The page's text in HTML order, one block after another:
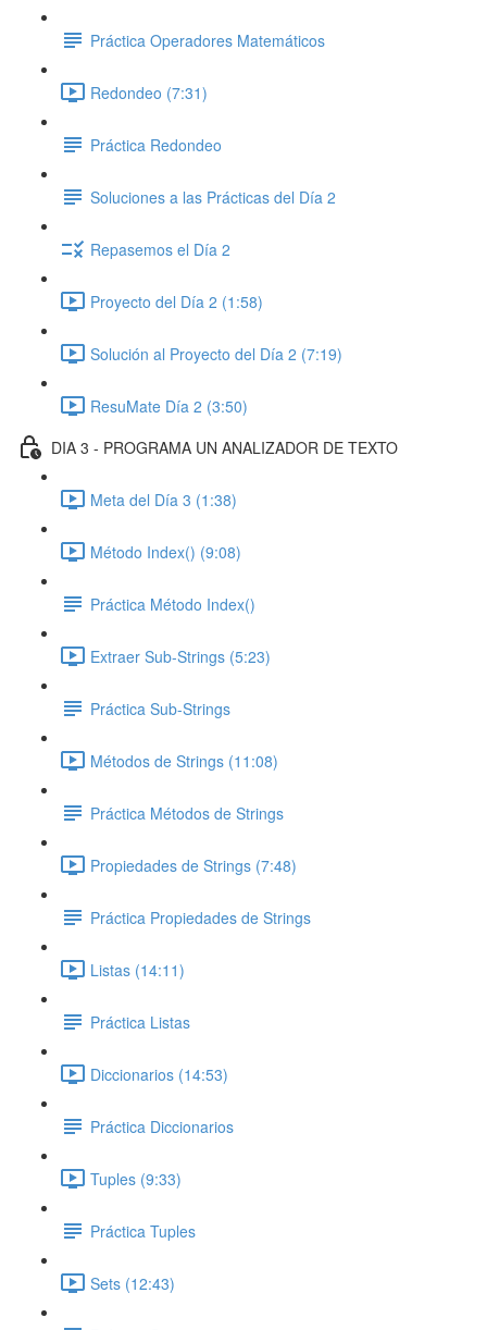
Práctica Operadores Matemáticos
Redondeo (7:31)
Práctica Redondeo
Soluciones a las Prácticas del Día 2
Repasemos el Día 2
Proyecto del Día 2 (1:58)
Solución al Proyecto del Día 2 (7:19)
ResuMate Día 2 (3:50)
DIA 3 - PROGRAMA UN ANALIZADOR DE TEXTO
Meta del Día 3 (1:38)
Método Index() (9:08)
Práctica Método Index()
Extraer Sub-Strings (5:23)
Práctica Sub-Strings
Métodos de Strings (11:08)
Práctica Métodos de Strings
Propiedades de Strings (7:48)
Práctica Propiedades de Strings
Listas (14:11)
Práctica Listas
Diccionarios (14:53)
Práctica Diccionarios
Tuples (9:33)
Práctica Tuples
Sets (12:43)